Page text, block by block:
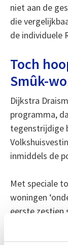
niet aan de
die
de individuele
Toch
Smûk-
Dijkstra
programma,
tegenstrijdige
inmiddels de
Met speciale
woningen
eerste zestien
Natura 2000-
Groningen